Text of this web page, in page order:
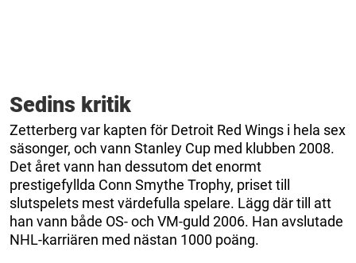
Sedins kritik
Zetterberg var kapten för Detroit Red Wings i hela sex
säsonger, och vann Stanley Cup med klubben 2008.
Det året vann han dessutom det enormt
prestigefyllda Conn Smythe Trophy, priset till
slutspelets mest värdefulla spelare. Lägg där till att
han vann både OS- och VM-guld 2006. Han avslutade
NHL-karriären med nästan 1000 poäng.